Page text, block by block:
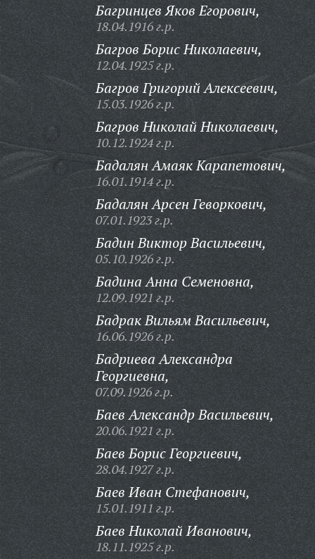
Багринцев Яков Егорович,
18.04.1916 г.р.
Багров Борис Николаевич,
12.04.1925 г.р.
Багров Григорий Алексеевич,
15.03.1926 г.р.
Багров Николай Николаевич,
10.12.1924 г.р.
Бадалян Амаяк Карапетович,
16.01.1914 г.р.
Бадалян Арсен Геворкович,
07.01.1923 г.р.
Бадин Виктор Васильевич,
05.10.1926 г.р.
Бадина Анна Семеновна,
12.09.1921 г.р.
Бадрак Вильям Васильевич,
16.06.1926 г.р.
Бадриева Александра
Георгиевна,
07.09.1926 г.р.
Баев Александр Васильевич,
20.06.1921 г.р.
Баев Борис Георгиевич,
28.04.1927 г.р.
Баев Иван Стефанович,
15.01.1911 г.р.
Баев Николай Иванович,
18.11.1925 г.р.